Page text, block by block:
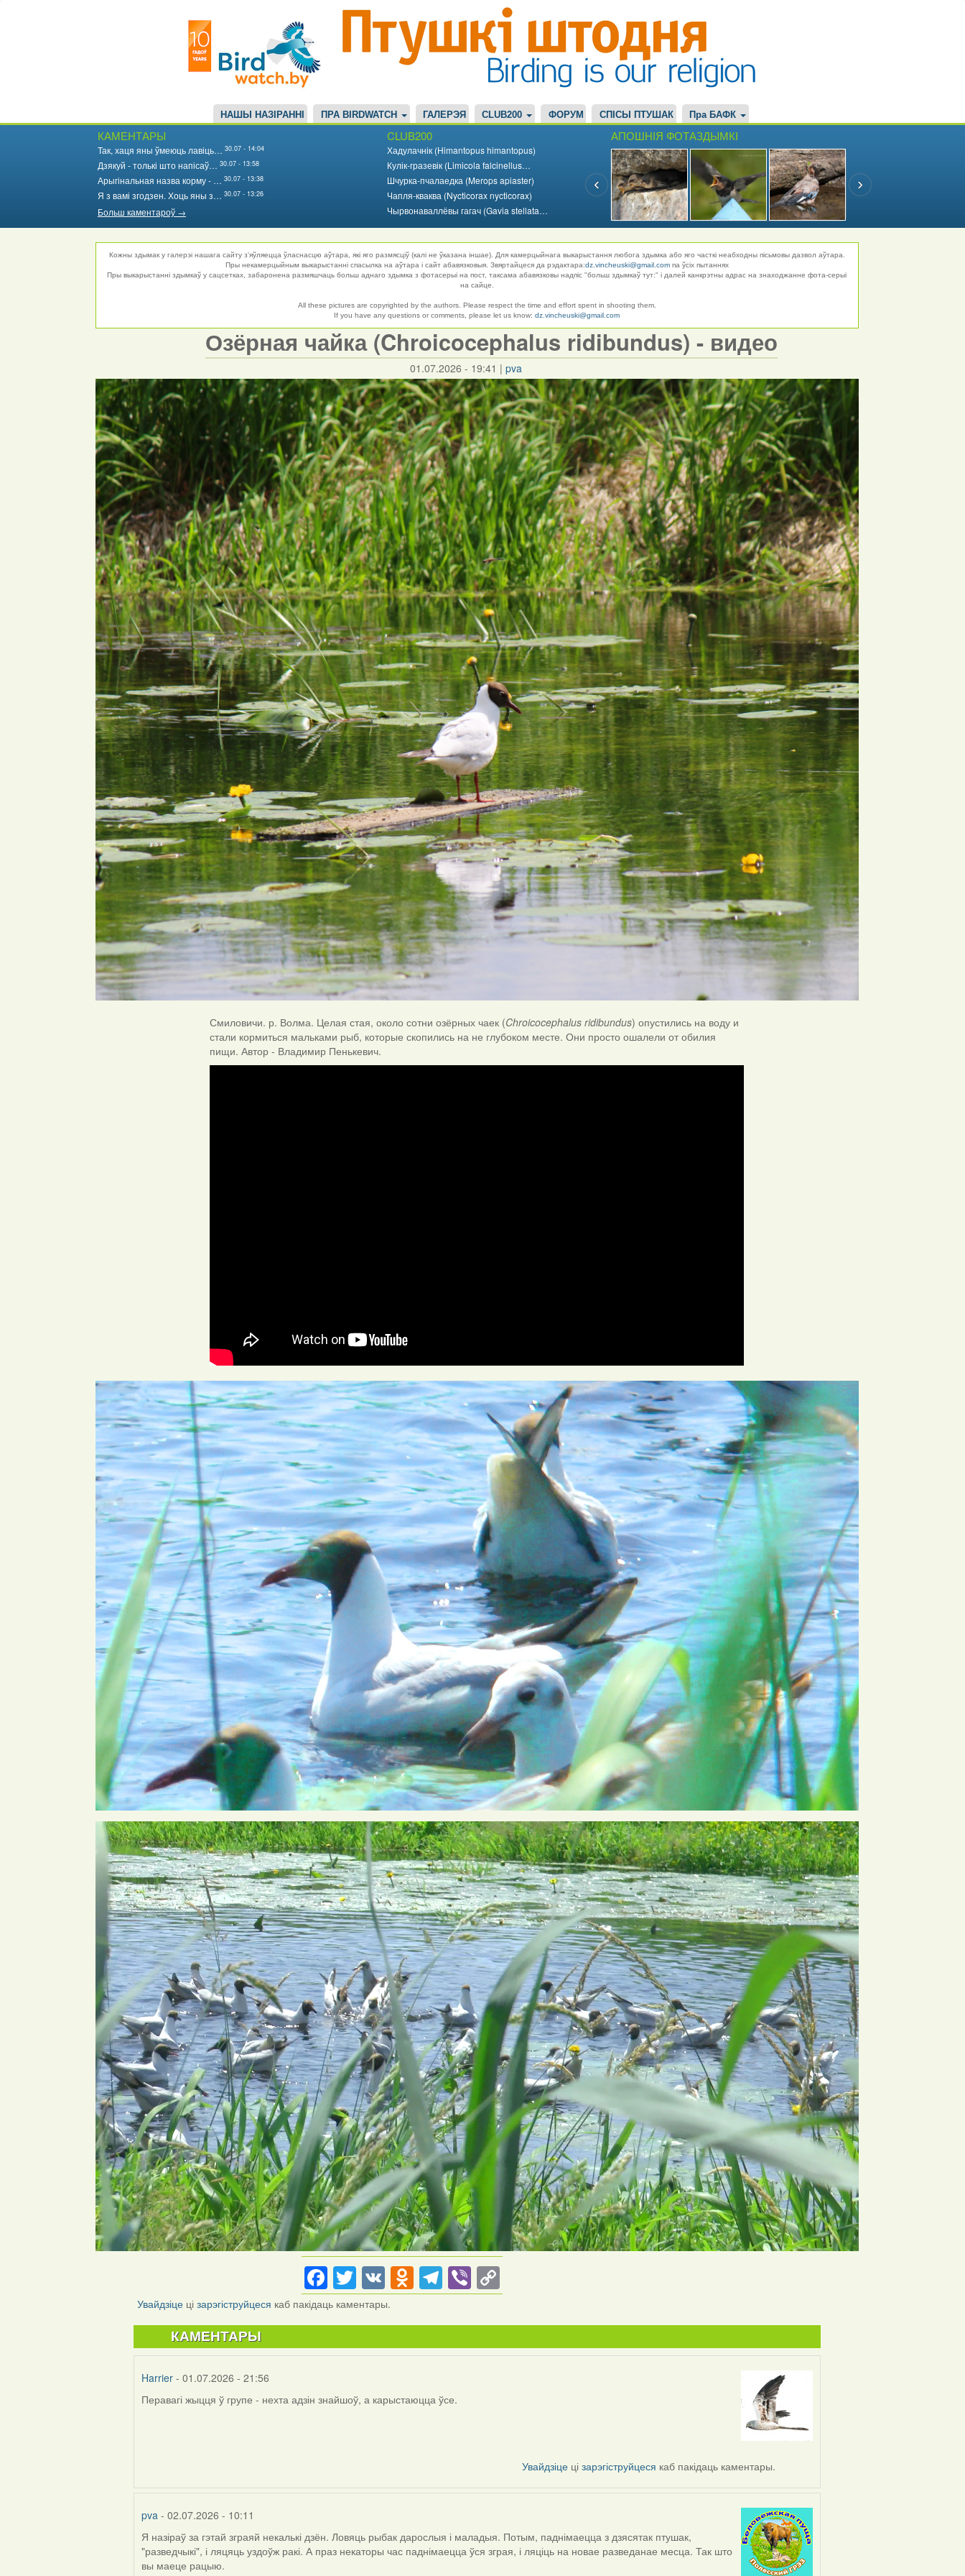
НАШЫ НАЗІРАННІ ПРА BIRDWATCH ГАЛЕРЭЯ CLUB200 ФОРУМ СПІСЫ ПТУШАК Пра БАФК
КАМЕНТАРЫ
Так, хаця яны ўмеюць лавіць… 30.07 - 14:04
Дзякуй - толькі што напісаў… 30.07 - 13:58
Арыгінальная назва корму - … 30.07 - 13:38
Я з вамі згодзен. Хоць яны з… 30.07 - 13:26
Больш каментароў →
CLUB200
Хадулачнік (Himantopus himantopus)
Кулік-гразевік (Limicola falcinellus…
Шчурка-пчалаедка (Merops apiaster)
Чапля-кваква (Nycticorax nycticorax)
Чырвонаваллёвы гагач (Gavia stellata…
АПОШНІЯ ФОТАЗДЫМКІ
Кожны здымак у галерэі нашага сайту з'яўляецца ўласнасцю аўтара, які яго размясціў (калі не ўказана іншае). Для камерцыйнага выкарыстання любога здымка або яго часткі неабходны пісьмовы дазвол аўтара.
Пры некамерцыйным выкарыстанні спасылка на аўтара і сайт абавязковыя. Звяртайцеся да рэдактара:dz.vincheuski@gmail.comпа ўсіх пытаннях
Пры выкарыстанні здымкаў у сацсетках, забаронена размяшчаць больш аднаго здымка з фотасерыі на пост, таксама абавязковы надпіс "больш здымкаў тут:" і далей канкрэтны адрас на знаходжанне фота-серыі
на сайце.
All these pictures are copyrighted by the authors. Please respect the time and effort spent in shooting them.
If you have any questions or comments, please let us know:dz.vincheuski@gmail.com
Озёрная чайка (Chroicocephalus ridibundus) - видео
01.07.2026 - 19:41 | pva
Смиловичи. р. Волма. Целая стая, около сотни озёрных чаек (Chroicocephalus ridibundus) опустились на воду и
стали кормиться мальками рыб, которые скопились на не глубоком месте. Они просто ошалели от обилия
пищи. Автор - Владимир Пенькевич.
Facebook
Twitter
VKOdnoklassniki
Telegram
ViberCopy
Link
Увайдзіце цізарэгіструйцеся каб пакідаць каментары.
КАМЕНТАРЫ
Harrier - 01.07.2026 - 21:56
Перавагі жыцця ў групе - нехта адзін знайшоў, а карыстаюцца ўсе.
Увайдзіце цізарэгіструйцеся каб пакідаць каментары.
pva - 02.07.2026 - 10:11
Я назіраў за гэтай зграяй некалькі дзён. Ловяць рыбак дарослыя і маладыя. Потым, паднімаецца з дзясятак птушак,
"разведчыкі", і ляцяць уздоўж ракі. А праз некаторы час паднімаецца ўся зграя, і ляціць на новае разведанае месца. Так што
вы маеце рацыю.